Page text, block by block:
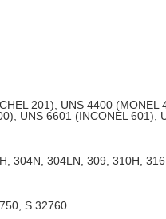
201), UNS 4400 (MONEL
UNS 6601 (INCONEL 601),
304N, 304LN, 309, 310H,
S 32760.